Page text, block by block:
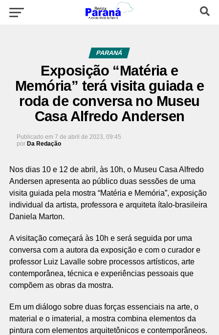
PARANÁ
Exposição “Matéria e
Memória” terá visita guiada e
roda de conversa no Museu
Casa Alfredo Andersen
Publicado em 7 de abril de 2023, 09:45
por Da Redação
Nos dias 10 e 12 de abril, às 10h, o Museu Casa Alfredo
Andersen apresenta ao público duas sessões de uma
visita guiada pela mostra “Matéria e Memória”, exposição
individual da artista, professora e arquiteta ítalo-brasileira
Daniela Marton.
A visitação começará às 10h e será seguida por uma
conversa com a autora da exposição e com o curador e
professor Luiz Lavalle sobre processos artísticos, arte
contemporânea, técnica e experiências pessoais que
compõem as obras da mostra.
Em um diálogo sobre duas forças essenciais na arte, o
material e o imaterial, a mostra combina elementos da
pintura com elementos arquitetônicos e contemporâneos.